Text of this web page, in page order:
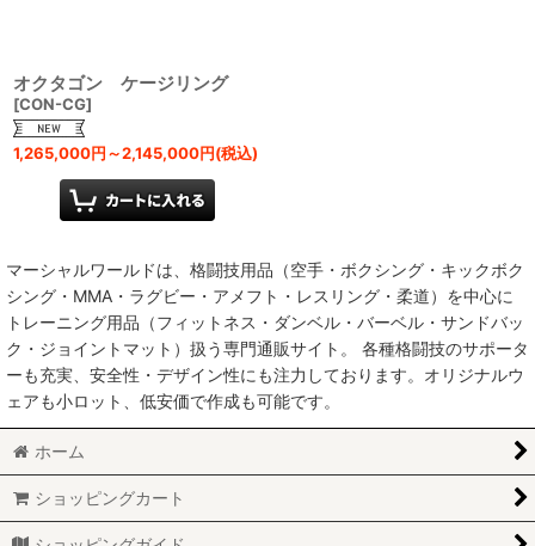
オクタゴン ケージリング
[CON-CG]
1,265,000円～2,145,000円(税込)
マーシャルワールドは、格闘技用品（空手・ボクシング・キックボク
シング・MMA・ラグビー・アメフト・レスリング・柔道）を中心に
トレーニング用品（フィットネス・ダンベル・バーベル・サンドバッ
ク・ジョイントマット）扱う専門通販サイト。 各種格闘技のサポータ
ーも充実、安全性・デザイン性にも注力しております。オリジナルウ
ェアも小ロット、低安価で作成も可能です。
ホーム
ショッピングカート